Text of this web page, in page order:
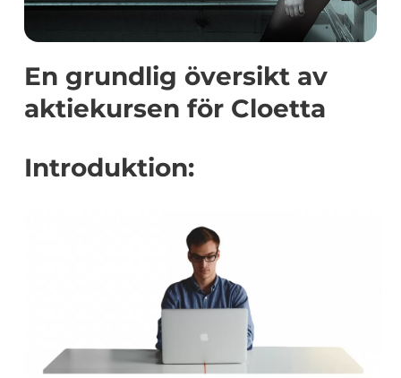
En grundlig översikt av
aktiekursen för Cloetta
Introduktion: